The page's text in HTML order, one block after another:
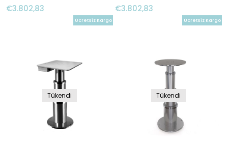
€3.802,83 €3.802,83
Tükendi
Ücretsiz Kargo
Tükendi
Ücretsiz Kargo